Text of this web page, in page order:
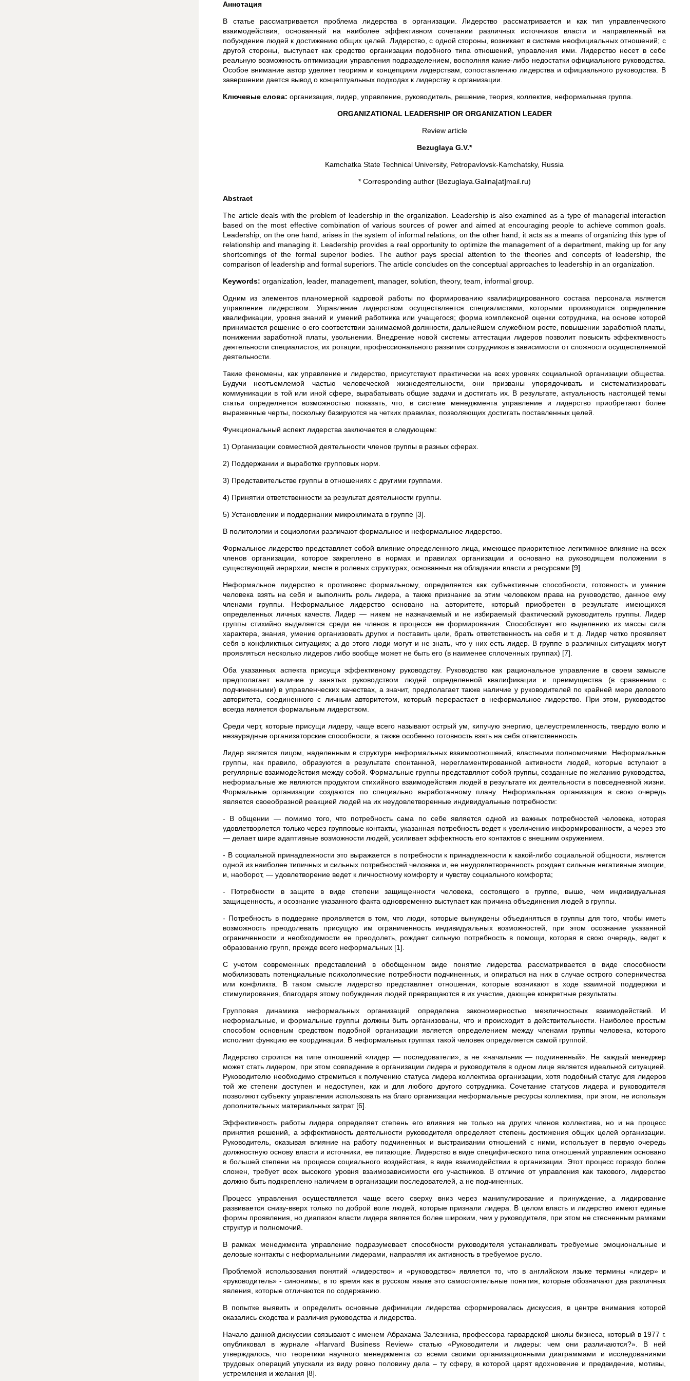
Аннотация
В статье рассматривается проблема лидерства в организации. Лидерство рассматривается и как тип управленческого
взаимодействия, основанный на наиболее эффективном сочетании различных источников власти и направленный на
побуждение людей к достижению общих целей. Лидерство, с одной стороны, возникает в системе неофициальных отношений; с
другой стороны, выступает как средство организации подобного типа отношений, управления ими. Лидерство несет в себе
реальную возможность оптимизации управления подразделением, восполняя какие-либо недостатки официального руководства.
Особое внимание автор уделяет теориям и концепциям лидерствам, сопоставлению лидерства и официального руководства. В
завершении дается вывод о концептуальных подходах к лидерству в организации.
Ключевые слова: организация, лидер, управление, руководитель, решение, теория, коллектив, неформальная группа.
ORGANIZATIONAL LEADERSHIP OR ORGANIZATION LEADER
Review article
Bezuglaya G.V.*
Kamchatka State Technical University, Petropavlovsk-Kamchatsky, Russia
* Corresponding author (Bezuglaya.Galina[at]mail.ru)
Abstract
The article deals with the problem of leadership in the organization. Leadership is also examined as a type of managerial interaction
based on the most effective combination of various sources of power and aimed at encouraging people to achieve common goals.
Leadership, on the one hand, arises in the system of informal relations; on the other hand, it acts as a means of organizing this type of
relationship and managing it. Leadership provides a real opportunity to optimize the management of a department, making up for any
shortcomings of the formal superior bodies. The author pays special attention to the theories and concepts of leadership, the
comparison of leadership and formal superiors. The article concludes on the conceptual approaches to leadership in an organization.
Keywords: organization, leader, management, manager, solution, theory, team, informal group.
Одним из элементов планомерной кадровой работы по формированию квалифицированного состава персонала является
управление лидерством. Управление лидерством осуществляется специалистами, которыми производится определение
квалификации, уровня знаний и умений работника или учащегося; форма комплексной оценки сотрудника, на основе которой
принимается решение о его соответствии занимаемой должности, дальнейшем служебном росте, повышении заработной платы,
понижении заработной платы, увольнении. Внедрение новой системы аттестации лидеров позволит повысить эффективность
деятельности специалистов, их ротации, профессионального развития сотрудников в зависимости от сложности осуществляемой
деятельности.
Такие феномены, как управление и лидерство, присутствуют практически на всех уровнях социальной организации общества.
Будучи неотъемлемой частью человеческой жизнедеятельности, они призваны упорядочивать и систематизировать
коммуникации в той или иной сфере, вырабатывать общие задачи и достигать их. В результате, актуальность настоящей темы
статьи определяется возможностью показать, что, в системе менеджмента управление и лидерство приобретают более
выраженные черты, поскольку базируются на четких правилах, позволяющих достигать поставленных целей.
Функциональный аспект лидерства заключается в следующем:
1) Организации совместной деятельности членов группы в разных сферах.
2) Поддержании и выработке групповых норм.
3) Представительстве группы в отношениях с другими группами.
4) Принятии ответственности за результат деятельности группы.
5) Установлении и поддержании микроклимата в группе [3].
В политологии и социологии различают формальное и неформальное лидерство.
Формальное лидерство представляет собой влияние определенного лица, имеющее приоритетное легитимное влияние на всех
членов организации, которое закреплено в нормах и правилах организации и основано на руководящем положении в
существующей иерархии, месте в ролевых структурах, основанных на обладании власти и ресурсами [9].
Неформальное лидерство в противовес формальному, определяется как субъективные способности, готовность и умение
человека взять на себя и выполнить роль лидера, а также признание за этим человеком права на руководство, данное ему
членами группы. Неформальное лидерство основано на авторитете, который приобретен в результате имеющихся
определенных личных качеств. Лидер — никем не назначаемый и не избираемый фактический руководитель группы. Лидер
группы стихийно выделяется среди ее членов в процессе ее формирования. Способствует его выделению из массы сила
характера, знания, умение организовать других и поставить цели, брать ответственность на себя и т. д. Лидер четко проявляет
себя в конфликтных ситуациях; а до этого люди могут и не знать, что у них есть лидер. В группе в различных ситуациях могут
проявляться несколько лидеров либо вообще может не быть его (в наименее сплоченных группах) [7].
Оба указанных аспекта присущи эффективному руководству. Руководство как рациональное управление в своем замысле
предполагает наличие у занятых руководством людей определенной квалификации и преимущества (в сравнении с
подчиненными) в управленческих качествах, а значит, предполагает также наличие у руководителей по крайней мере делового
авторитета, соединенного с личным авторитетом, который перерастает в неформальное лидерство. При этом, руководство
всегда является формальным лидерством.
Среди черт, которые присущи лидеру, чаще всего называют острый ум, кипучую энергию, целеустремленность, твердую волю и
незаурядные организаторские способности, а также особенно готовность взять на себя ответственность.
Лидер является лицом, наделенным в структуре неформальных взаимоотношений, властными полномочиями. Неформальные
группы, как правило, образуются в результате спонтанной, нерегламентированной активности людей, которые вступают в
регулярные взаимодействия между собой. Формальные группы представляют собой группы, созданные по желанию руководства,
неформальные же являются продуктом стихийного взаимодействия людей в результате их деятельности в повседневной жизни.
Формальные организации создаются по специально выработанному плану. Неформальная организация в свою очередь
является своеобразной реакцией людей на их неудовлетворенные индивидуальные потребности:
- В общении — помимо того, что потребность сама по себе является одной из важных потребностей человека, которая
удовлетворяется только через групповые контакты, указанная потребность ведет к увеличению информированности, а через это
— делает шире адаптивные возможности людей, усиливает эффектность его контактов с внешним окружением.
- В социальной принадлежности это выражается в потребности к принадлежности к какой-либо социальной общности, является
одной из наиболее типичных и сильных потребностей человека и, ее неудовлетворенность рождает сильные негативные эмоции,
и, наоборот, — удовлетворение ведет к личностному комфорту и чувству социального комфорта;
- Потребности в защите в виде степени защищенности человека, состоящего в группе, выше, чем индивидуальная
защищенность, и осознание указанного факта одновременно выступает как причина объединения людей в группы.
- Потребность в поддержке проявляется в том, что люди, которые вынуждены объединяться в группы для того, чтобы иметь
возможность преодолевать присущую им ограниченность индивидуальных возможностей, при этом осознание указанной
ограниченности и необходимости ее преодолеть, рождает сильную потребность в помощи, которая в свою очередь, ведет к
образованию групп, прежде всего неформальных [1].
С учетом современных представлений в обобщенном виде понятие лидерства рассматривается в виде способности
мобилизовать потенциальные психологические потребности подчиненных, и опираться на них в случае острого соперничества
или конфликта. В таком смысле лидерство представляет отношения, которые возникают в ходе взаимной поддержки и
стимулирования, благодаря этому побуждения людей превращаются в их участие, дающее конкретные результаты.
Групповая динамика неформальных организаций определена закономерностью межличностных взаимодействий. И
неформальные, и формальные группы должны быть организованы, что и происходит в действительности. Наиболее простым
способом основным средством подобной организации является определением между членами группы человека, которого
исполнит функцию ее координации. В неформальных группах такой человек определяется самой группой.
Лидерство строится на типе отношений «лидер — последователи», а не «начальник — подчиненный». Не каждый менеджер
может стать лидером, при этом совпадение в организации лидера и руководителя в одном лице является идеальной ситуацией.
Руководителю необходимо стремиться к получению статуса лидера коллектива организации, хотя подобный статус для лидеров
той же степени доступен и недоступен, как и для любого другого сотрудника. Сочетание статусов лидера и руководителя
позволяют субъекту управления использовать на благо организации неформальные ресурсы коллектива, при этом, не используя
дополнительных материальных затрат [6].
Эффективность работы лидера определяет степень его влияния не только на других членов коллектива, но и на процесс
принятия решений, а эффективность деятельности руководителя определяет степень достижения общих целей организации.
Руководитель, оказывая влияние на работу подчиненных и выстраивании отношений с ними, использует в первую очередь
должностную основу власти и источники, ее питающие. Лидерство в виде специфического типа отношений управления основано
в большей степени на процессе социального воздействия, в виде взаимодействии в организации. Этот процесс гораздо более
сложен, требует всех высокого уровня взаимозависимости его участников. В отличие от управления как такового, лидерство
должно быть подкреплено наличием в организации последователей, а не подчиненных.
Процесс управления осуществляется чаще всего сверху вниз через манипулирование и принуждение, а лидирование
развивается снизу-вверх только по доброй воле людей, которые признали лидера. В целом власть и лидерство имеют единые
формы проявления, но диапазон власти лидера является более широким, чем у руководителя, при этом не стесненным рамками
структур и полномочий.
В рамках менеджмента управление подразумевает способности руководителя устанавливать требуемые эмоциональные и
деловые контакты с неформальными лидерами, направляя их активность в требуемое русло.
Проблемой использования понятий «лидерство» и «руководство» является то, что в английском языке термины «лидер» и
«руководитель» - синонимы, в то время как в русском языке это самостоятельные понятия, которые обозначают два различных
явления, которые отличаются по содержанию.
В попытке выявить и определить основные дефиниции лидерства сформировалась дискуссия, в центре внимания которой
оказались сходства и различия руководства и лидерства.
Начало данной дискуссии связывают с именем Абрахама Залезника, профессора гарвардской школы бизнеса, который в 1977 г.
опубликовал в журнале «Harvard Business Review» статью «Руководители и лидеры: чем они различаются?». В ней
утверждалось, что теоретики научного менеджмента со всеми своими организационными диаграммами и исследованиями
трудовых операций упускали из виду ровно половину дела – ту сферу, в которой царят вдохновение и предвидение, мотивы,
устремления и желания [8].